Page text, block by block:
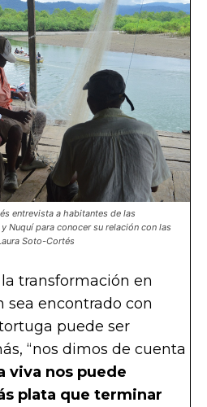
entrevista a habitantes de las
Nuquí para conocer su relación con las
Soto-Cortés
transformación en
sea encontrado con
puede ser
“nos dimos de cuenta
viva nos puede
plata que terminar